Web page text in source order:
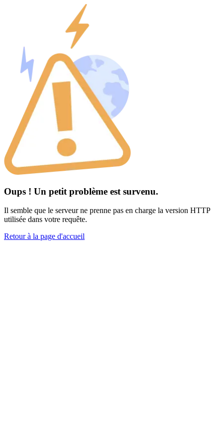
Oups ! Un petit problème est survenu.
Il semble que le serveur ne prenne pas en charge la version HTTP
utilisée dans votre requête.
Retour à la page d'accueil